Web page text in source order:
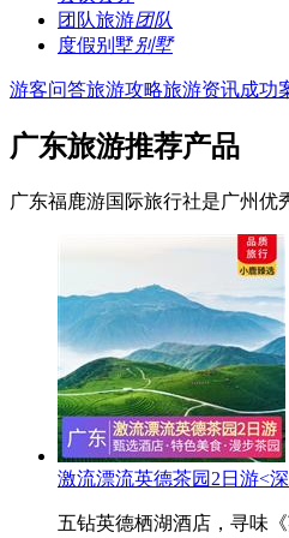
团队旅游团队
度假别墅别墅
游客问答旅游攻略旅游资讯成功
广东旅游推荐产品
广东福鹿游国际旅行社是广州优
激流漂流英德茶园2日游<
五钻英德栖湖酒店，寻味